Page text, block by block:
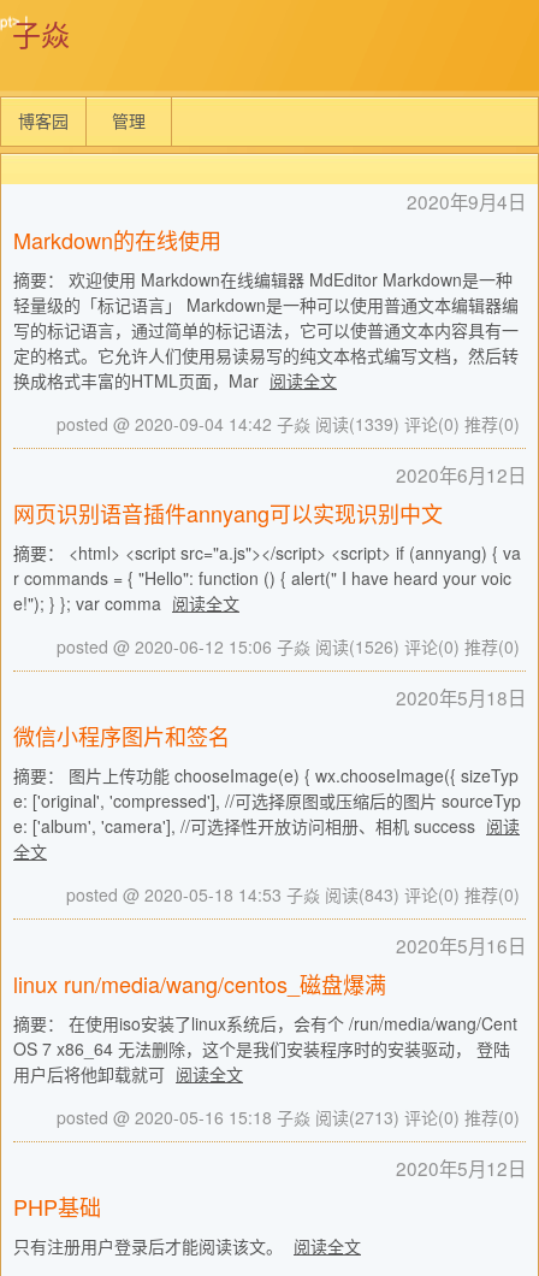
子焱
博客园 管理
2020年9月4日
Markdown的在线使用
摘要： 欢迎使用 Markdown在线编辑器 MdEditor Markdown是一种
轻量级的「标记语言」 Markdown是一种可以使用普通文本编辑器编
写的标记语言，通过简单的标记语法，它可以使普通文本内容具有一
定的格式。它允许人们使用易读易写的纯文本格式编写文档，然后转
换成格式丰富的HTML页面，Mar 阅读全文
posted @ 2020-09-04 14:42 子焱 阅读(1339) 评论(0) 推荐(0)
2020年6月12日
网页识别语音插件annyang可以实现识别中文
摘要： <html> <script src="a.js"></script> <script> if (annyang) { va
r commands = { "Hello": function () { alert(" I have heard your voic
e!"); } }; var comma 阅读全文
posted @ 2020-06-12 15:06 子焱 阅读(1526) 评论(0) 推荐(0)
2020年5月18日
微信小程序图片和签名
摘要： 图片上传功能 chooseImage(e) { wx.chooseImage({ sizeTyp
e: ['original', 'compressed'], //可选择原图或压缩后的图片 sourceTyp
e: ['album', 'camera'], //可选择性开放访问相册、相机 success 阅读
全文
posted @ 2020-05-18 14:53 子焱 阅读(843) 评论(0) 推荐(0)
2020年5月16日
linux run/media/wang/centos_磁盘爆满
摘要： 在使用iso安装了linux系统后，会有个 /run/media/wang/Cent
OS 7 x86_64 无法删除，这个是我们安装程序时的安装驱动， 登陆
用户后将他卸载就可 阅读全文
posted @ 2020-05-16 15:18 子焱 阅读(2713) 评论(0) 推荐(0)
2020年5月12日
PHP基础
只有注册用户登录后才能阅读该文。
阅读全文